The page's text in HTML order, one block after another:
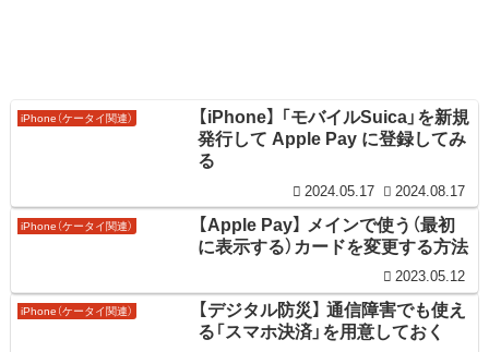
iPhone（ケータイ関連）
【iPhone】 「モバイルSuica」を新規
発行して Apple Pay に登録してみ
る
2024.05.17 2024.08.17
iPhone（ケータイ関連）
【Apple Pay】 メインで使う（最初
に表示する）カードを変更する方法
2023.05.12
iPhone（ケータイ関連）
【デジタル防災】 通信障害でも使え
る「スマホ決済」を用意しておく